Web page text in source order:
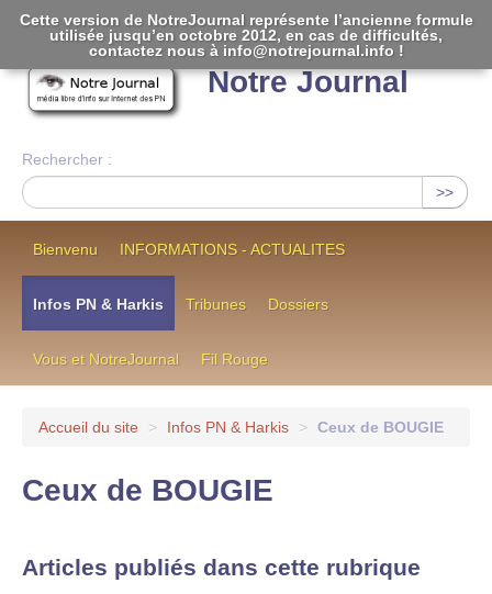
Notre Journal
Rechercher :
>>
Bienvenu INFORMATIONS - ACTUALITES
Infos PN & Harkis Tribunes Dossiers
Vous et NotreJournal Fil Rouge
Accueil du site > Infos PN & Harkis > Ceux de BOUGIE
Ceux de BOUGIE
Articles publiés dans cette rubrique
Cette version de NotreJournal représente l’ancienne formule
utilisée jusqu’en octobre 2012, en cas de difficultés,
contactez nous à info@notrejournal.info !